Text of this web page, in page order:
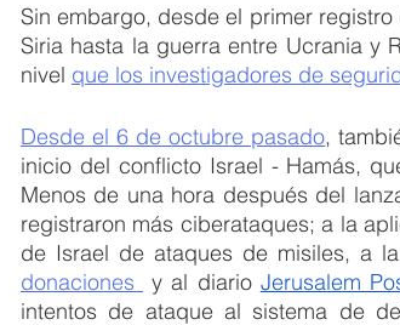
Sin embargo, desde el primer
Siria hasta la guerra entre Ucrania y
nivel que los investigadores de
Desde el 6 de octubre pasado,
inicio del conflicto Israel - Hamás,
Menos de una hora después del
registraron más ciberataques; a la
donaciones
y al diario Jerusalem
intentos de ataque al sistema de